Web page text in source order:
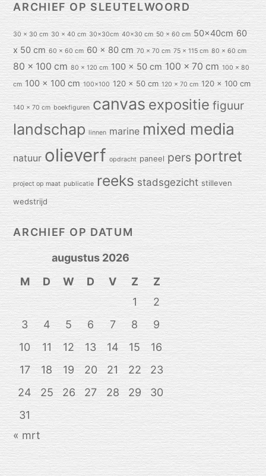
ARCHIEF OP SLEUTELWOORD
30 x 30 cm 30 x 40 cm 30x30cm 40x30 cm 50 x 60 cm 50x40cm 60
x 50 cm 60 x 60 cm 60 x 80 cm 70 x 70 cm 75 x 115 cm 80 x 60 cm
80 x 100 cm 80 x 120 cm 100 x 50 cm 100 x 70 cm 100 x 80
cm 100 x 100 cm 100x100 120 x 50 cm 120 x 70 cm 120 x 100 cm
140 x 70 cm boekfiguren canvas expositie figuur
landschap linnen marine mixed media
natuur olieverf opdracht paneel pers portret
project op maat publicatie reeks stadsgezicht stilleven
wedstrijd
ARCHIEF OP DATUM
augustus 2026
M
D W D V Z
Z
1
2
3
4 5 6 7 8
9
10
11 12 13 14 15
16
17
18 19 20 21 22
23
24
25 26 27 28 29
30
31
« mrt